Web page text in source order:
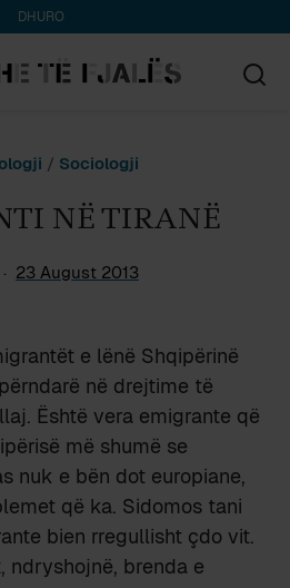
DHURO
/ Sociologji
NË TIRANË
23 August 2013
e lënë Shqipërinë
në drejtime të
Është vera emigrante që
më shumë se
nuk e bën dot europiane,
që ka. Sidomos tani
bien rregullisht çdo vit.
ndryshojnë, brenda e